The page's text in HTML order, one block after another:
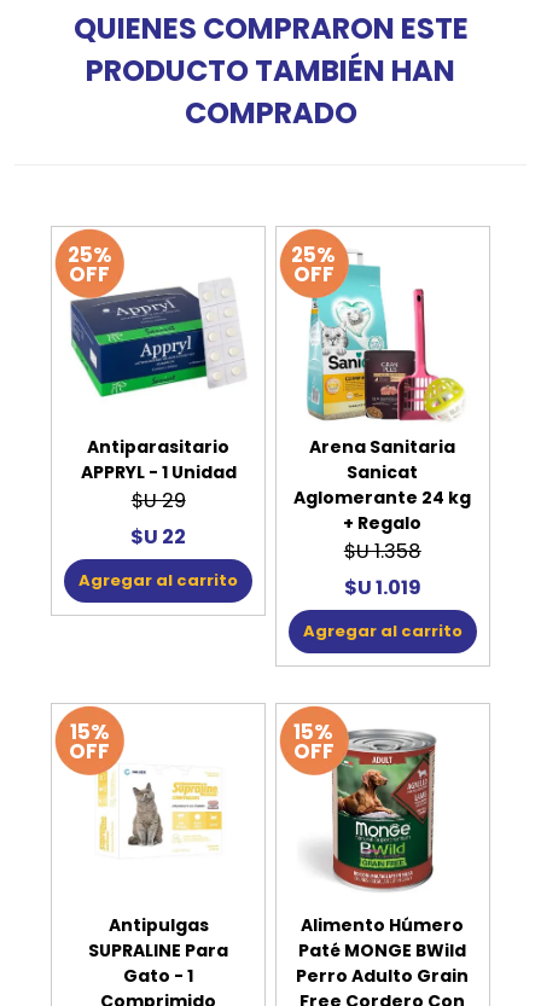
QUIENES COMPRARON ESTE
PRODUCTO TAMBIÉN HAN
COMPRADO
25%
OFF
Antiparasitario
APPRYL - 1 Unidad
$U 29
$U 22
Agregar al carrito
25%
OFF
Arena Sanitaria
Sanicat
Aglomerante 24 kg
+ Regalo
$U 1.358
$U 1.019
Agregar al carrito
15%
OFF
Antipulgas
SUPRALINE Para
Gato - 1
Comprimido
15%
OFF
Alimento Húmero
Paté MONGE BWild
Perro Adulto Grain
Free Cordero Con